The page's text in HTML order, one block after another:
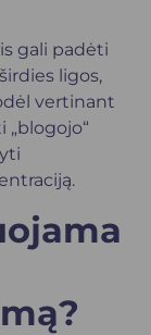
gali padėti
ligos,
vertinant